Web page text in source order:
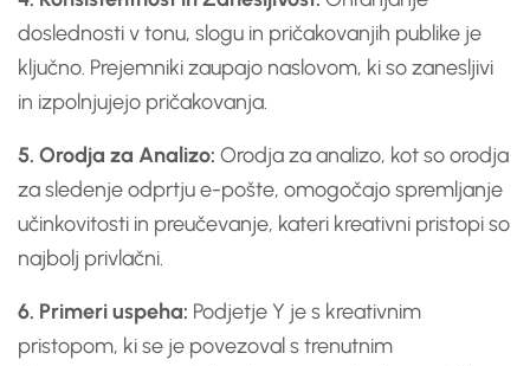
doslednosti v tonu, slogu in pričakovanjih publike je
ključno. Prejemniki zaupajo naslovom, ki so zanesljivi
in izpolnjujejo pričakovanja.
5. Orodja za Analizo: Orodja za analizo, kot so orodja
za sledenje odprtju e-pošte, omogočajo spremljanje
učinkovitosti in preučevanje, kateri kreativni pristopi so
najbolj privlačni.
6. Primeri uspeha: Podjetje Y je s kreativnim
pristopom, ki se je povezoval s trenutnim